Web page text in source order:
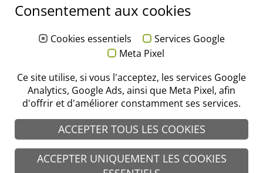
Consentement aux cookies
Cookies essentiels
Services Google
Meta Pixel
Ce site utilise, si vous l'acceptez, les services Google
Analytics, Google Ads, ainsi que Meta Pixel, afin
d'offrir et d'améliorer constamment ses services.
ACCEPTER TOUS LES COOKIES
ACCEPTER UNIQUEMENT LES COOKIES